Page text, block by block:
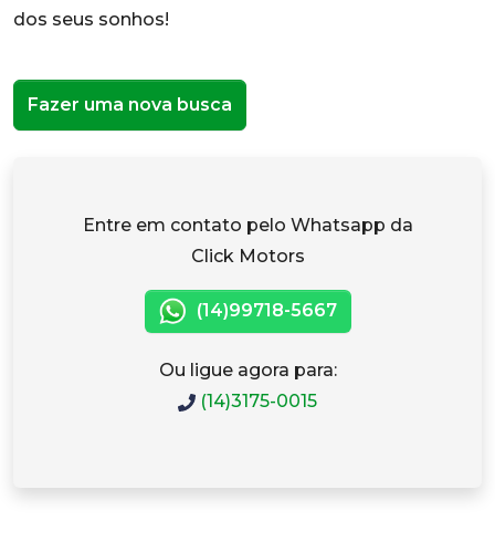
dos seus sonhos!
Fazer uma nova busca
Entre em contato pelo Whatsapp da
Click Motors
(14)99718-5667
Ou ligue agora para:
(14)3175-0015